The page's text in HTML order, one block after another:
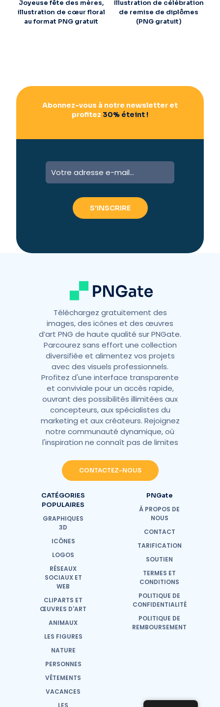
Joyeuse fête des mères,
illustration de cœur floral
au format PNG gratuit
Illustration de célébration
de remise de diplômes
(PNG gratuit)
Abonnez-vous à notre newsletter et
profitez 30% éteint !
Téléchargez gratuitement des
images, des icônes et des œuvres
d’art PNG de haute qualité sur PNGate.
Parcourez sans effort une collection
diversifiée et alimentez vos projets
avec des visuels professionnels.
Profitez d'une interface transparente
et conviviale pour un accès rapide,
ouvrant des possibilités illimitées aux
concepteurs, aux spécialistes du
marketing et aux créateurs. Rejoignez
notre communauté dynamique, où
l'inspiration ne connaît pas de limites
CONTACTEZ-NOUS
CATÉGORIES
POPULAIRES
GRAPHIQUES
3D
ICÔNES
LOGOS
RÉSEAUX
SOCIAUX ET
WEB
CLIPARTS ET
ŒUVRES D'ART
ANIMAUX
LES FIGURES
NATURE
PERSONNES
VÊTEMENTS
VACANCES
LES
PNGate
À PROPOS DE
NOUS
CONTACT
TARIFICATION
SOUTIEN
TERMES ET
CONDITIONS
POLITIQUE DE
CONFIDENTIALITÉ
POLITIQUE DE
REMBOURSEMENT